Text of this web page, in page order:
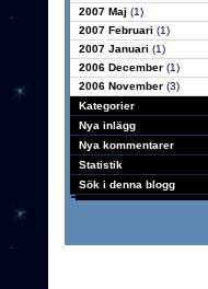
2007 Maj (1)
2007 Februari (1)
2007 Januari (1)
2006 December (1)
2006 November (3)
Kategorier
Nya inlägg
Nya kommentarer
Statistik
Sök i denna blogg